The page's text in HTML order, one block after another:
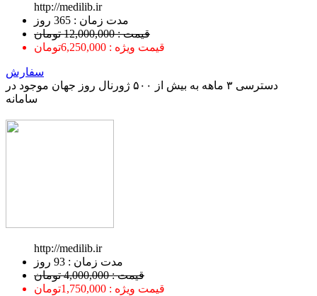
http://medilib.ir
ﻣﺪﺕ ﺯﻣﺎﻥ : 365 ﺭﻭﺯ
قیمت : 12,000,000 تومان
قیمت ویژه : 6,250,000تومان
سفارش
دسترسی ۳ ماهه به بیش از ۵۰۰ ژورنال روز جهان موجود در
سامانه
http://medilib.ir
ﻣﺪﺕ ﺯﻣﺎﻥ : 93 ﺭﻭﺯ
قیمت : 4,000,000 تومان
قیمت ویژه : 1,750,000تومان